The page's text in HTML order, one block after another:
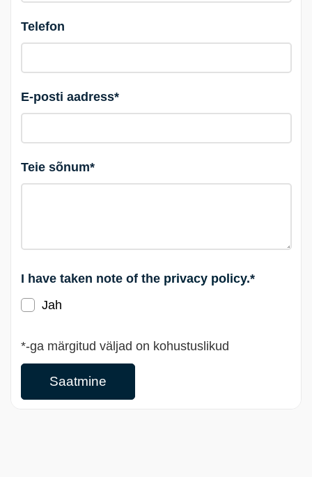
Telefon
E-posti aadress*
Teie sõnum*
I have taken note of the privacy policy.*
Jah
*-ga märgitud väljad on kohustuslikud
Saatmine